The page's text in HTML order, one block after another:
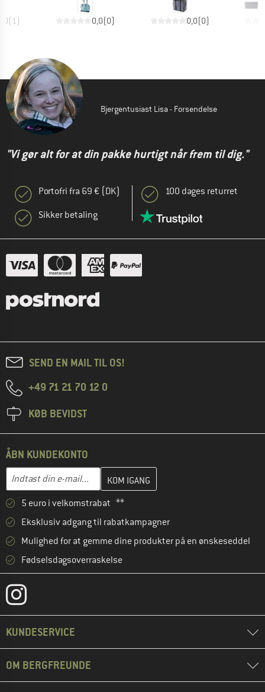
(1) 0,0(0) 0,0(0)
Bjergentusiast Lisa - Forsendelse
"Vi gør alt for at din pakke hurtigt når frem til dig."
Portofri fra 69 € (DK)
Sikker betaling
100 dages returret
SEND EN MAIL TIL OS!
+49 71 21 70 12 0
KØB BEVIDST
ÅBN KUNDEKONTO
E-mail-adresse
Indtast din e-mailadresse her, og opret i næste trin din
5 euro i velkomstrabat **
Eksklusiv adgang til rabatkampagner
Mulighed for at gemme dine produkter på en ønskeseddel
Fødselsdagsoverraskelse
KUNDESERVICE
OM BERGFREUNDE